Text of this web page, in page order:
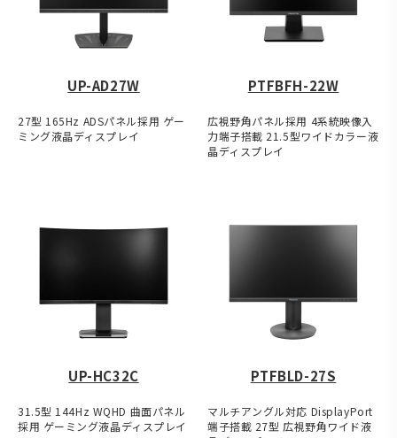
UP-AD27W
27型 165Hz ADSパネル採用 ゲー
ミング液晶ディスプレイ
PTFBFH-22W
広視野角パネル採用 4系統映像入
力端子搭載 21.5型ワイドカラー液
晶ディスプレイ
UP-HC32C
31.5型 144Hz WQHD 曲面パネル
採用 ゲーミング液晶ディスプレイ
PTFBLD-27S
マルチアングル対応 DisplayPort
端子搭載 27型 広視野角ワイド液